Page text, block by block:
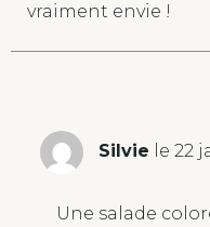
vraiment envie !
Silvie le 22
Une salade